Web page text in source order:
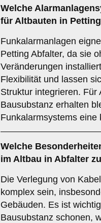
Welche
für Altbauten in
Funkalarmanlagen
Petting Abfalter, da sie
Veränderungen
Flexibilität und lassen
Struktur integrieren. Für
Bausubstanz erhalten
Funkalarmsystems eine
Welche
im Altbau in Abfalter
Die Verlegung von
komplex sein,
Gebäuden. Es ist
Bausubstanz schonen,